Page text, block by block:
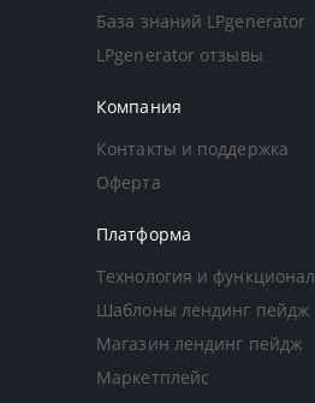
База знаний LPgenerator
LPgenerator отзывы
Компания
Контакты и поддержка
Оферта
Платформа
Технология и функционал
Шаблоны лендинг пейдж
Магазин лендинг пейдж
Маркетплейс